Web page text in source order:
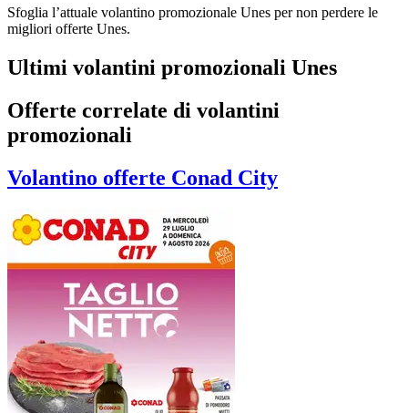
Sfoglia l’attuale volantino promozionale Unes per non perdere le
migliori offerte Unes.
Ultimi volantini promozionali Unes
Offerte correlate di volantini
promozionali
Volantino offerte Conad City